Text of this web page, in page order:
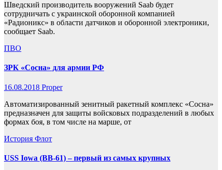
Шведский производитель вооружений Saab будет
сотрудничать с украинской оборонной компанией
«Радионикс» в области датчиков и оборонной электроники,
сообщает Saab.
ПВО
ЗРК «Сосна» для армии РФ
16.08.2018 Proper
Автоматизированный зенитный ракетный комплекс «Сосна»
предназначен для защиты войсковых подразделений в любых
формах боя, в том числе на марше, от
История Флот
USS Iowa (BB-61) – первый из самых крупных